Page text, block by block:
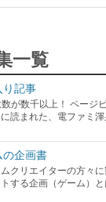
一覧
り記事
が数千以上！ ページ
読まれた、電ファミ
企画書
クリエイターの方々
する企画（ゲーム）